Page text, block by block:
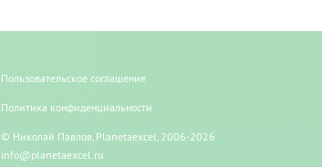
Пользовательское соглашение
Политика конфиденциальности
© Николай Павлов, Planetaexcel, 2006-2026
info@planetaexcel.ru